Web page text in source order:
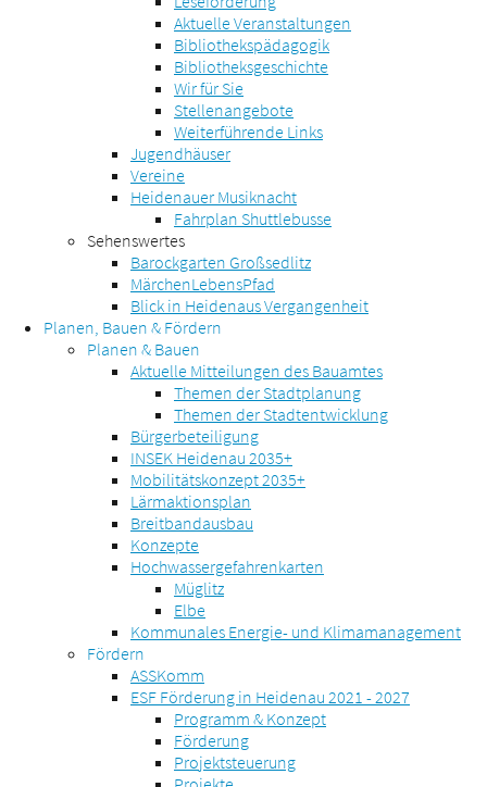
Aktuelle Veranstaltungen
Bibliothekspädagogik
Bibliotheksgeschichte
Wir für Sie
Stellenangebote
Weiterführende Links
Jugendhäuser
Vereine
Heidenauer Musiknacht
Fahrplan Shuttlebusse
Sehenswertes
Barockgarten Großsedlitz
MärchenLebensPfad
Blick in Heidenaus Vergangenheit
Planen, Bauen & Fördern
Planen & Bauen
Aktuelle Mitteilungen des Bauamtes
Themen der Stadtplanung
Themen der Stadtentwicklung
Bürgerbeteiligung
INSEK Heidenau 2035+
Mobilitätskonzept 2035+
Lärmaktionsplan
Breitbandausbau
Konzepte
Hochwassergefahrenkarten
Müglitz
Elbe
Kommunales Energie- und Klimamanagement
Fördern
ASSKomm
ESF Förderung in Heidenau 2021 - 2027
Programm & Konzept
Förderung
Projektsteuerung